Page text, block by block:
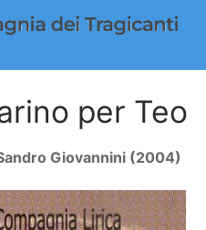
per Teo
Giovannini (2004)